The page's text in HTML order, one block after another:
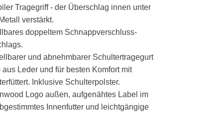
Tragegriff - der Überschlag innen unter
verstärkt.
doppeltem Schnappverschluss-
und abnehmbarer Schultertragegurt
Leder und für besten Komfort mit
Inklusive Schulterpolster.
Logo außen, aufgenähtes Label im
Innenfutter und leichtgängige